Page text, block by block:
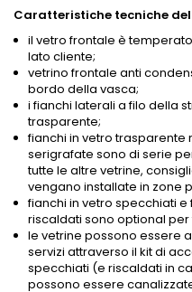
Caratteristiche tecniche
il vetro frontale è
lato cliente;
vetrino frontale anti
bordo della vasca;
i fianchi laterali a filo della
trasparente;
fianchi in vetro trasparente
serigrafate sono di serie
tutte le altre vetrine,
vengano installate in zone
fianchi in vetro specchiati
riscaldati sono optional per
le vetrine possono essere
servizi attraverso il kit di
specchiati (e riscaldati in
possono essere